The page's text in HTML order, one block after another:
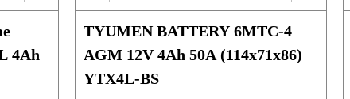
4Ah
TYUMEN BATTERY 6МТС-4
AGM 12V 4Ah 50А (114x71x86)
YTX4L-BS